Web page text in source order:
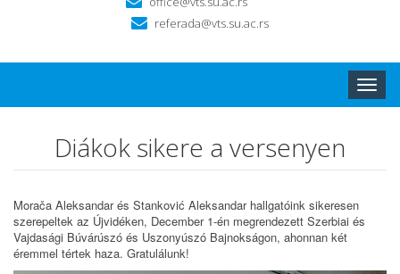
referada@vts.su.ac.rs
Toggle
Diákok sikere a versenyen
Morača Aleksandar és Stanković Aleksandar hallgatóink sikeresen
szerepeltek az Újvidéken, December 1-én megrendezett Szerbiai és
Vajdasági Búvárúszó és Uszonyúszó Bajnokságon, ahonnan két
éremmel tértek haza. Gratulálunk!